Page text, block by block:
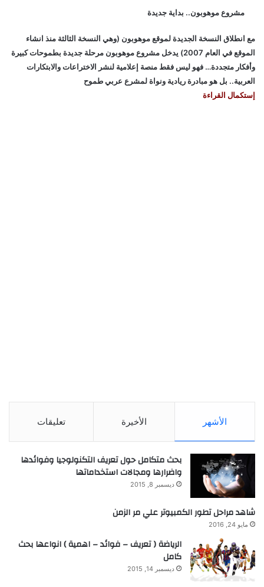
مشروع موهوبون.. بداية جديدة
مع انطلاق النسخة الجديدة لموقع موهوبون (وهي النسخة الثالثة منذ انشاء
الموقع في العام 2007) يدخل مشروع موهوبون مرحلة جديدة بطموحات كبيرة
وأفكار متجددة… فهو ليس فقط منصة إعلامية لنشر الاختراعات والابتكارات
العربية.. بل هو مبادرة ريادية ونواة لمشرع عربي طموح
إستكمال القراءة
الأشهر الأخيرة تعليقات
بحث متكامل حول تعريف التكنولوجيا وفوائدها
واضرارها ومجالات استخداماتها
ديسمبر 8, 2015
شاهد مراحل تطور الكمبيوتر علي مر الزمن
مايو 24, 2016
الرياضة ( تعريف – فوائد – اهمية ) انواعها بحث
كامل
ديسمبر 14, 2015